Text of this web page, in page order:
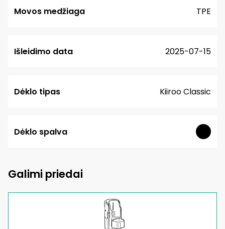
Movos medžiaga TPE
Išleidimo data 2025-07-15
Dėklo tipas Kiiroo Classic
Dėklo spalva
Galimi priedai